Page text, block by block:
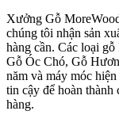
Xưởng Gỗ
chúng tôi nhận sản
hàng cần. Các loại
Gỗ Óc Chó, Gỗ
năm và máy móc
tin cậy để hoàn thành
hàng.